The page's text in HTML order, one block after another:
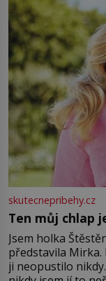
skutecnepribehy.cz
Ten můj chlap
Jsem holka
představila Mirka.
ji neopustilo